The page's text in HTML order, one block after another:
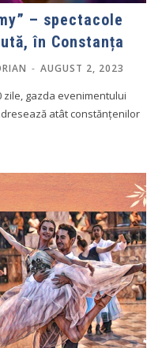
– spectacole
în Constanța
- AUGUST 2, 2023
zile, gazda evenimentului
atât constănțenilor